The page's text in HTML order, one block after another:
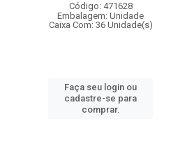
Código: 471628
Embalagem: Unidade
Caixa Com: 36 Unidade(s)
Faça seu login ou
cadastre-se para
comprar.